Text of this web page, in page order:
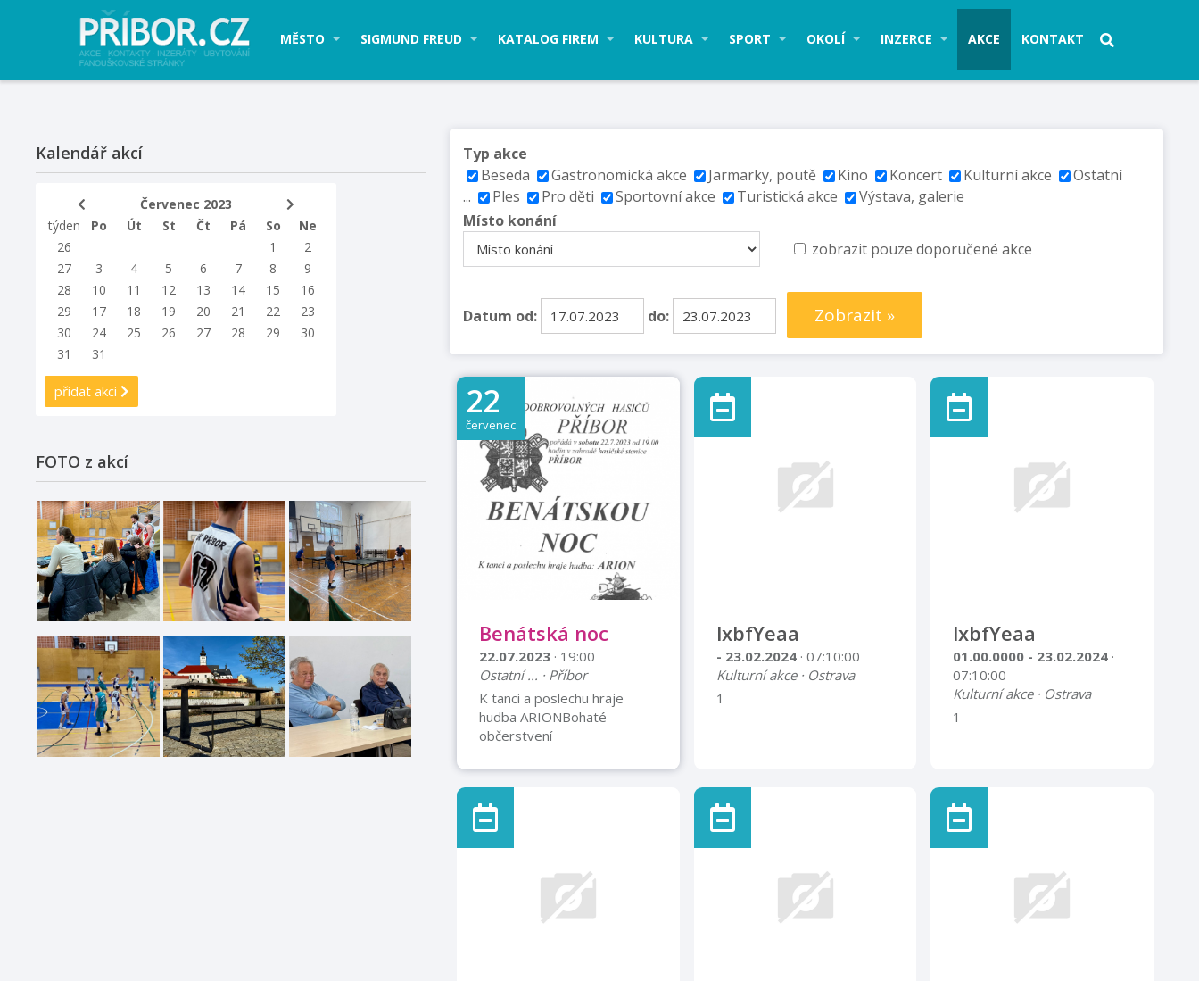
MĚSTO SIGMUND FREUD KATALOG FIREM KULTURA SPORT OKOLÍ INZERCE AKCE KONTAKT
Typ akce
Beseda
Gastronomická akce Jarmarky, poutě Kino Koncert Kulturní akce
Ostatní
...
Ples Pro děti Sportovní akce Turistická akce
Výstava, galerie
Místo konání
zobrazit pouze doporučené akce
Datum od: do: Zobrazit »
22
červenec
Benátská noc
22.07.2023 · 19:00
Ostatní ... · Příbor
K tanci a poslechu hraje
hudba ARIONBohaté
občerstvení
guláš, párek v rohlíku,
hasičská klobása, pivo, alko a
nealko nápojeVstupné 50,-
Kč
lxbfYeaa
- 23.02.2024 · 07:10:00
Kulturní akce · Ostrava
1
lxbfYeaa
01.00.0000 - 23.02.2024 ·
07:10:00
Kulturní akce · Ostrava
1
Kalendář akcí
Červenec 2023
týden
Po Út St Čt Pá So
Ne
26
1
2
27
3 4 5 6 7 8
9
28
10 11 12 13 14 15
16
29
17 18 19 20 21 22
23
30
24 25 26 27 28 29
30
31
31
přidat akci
FOTO z akcí